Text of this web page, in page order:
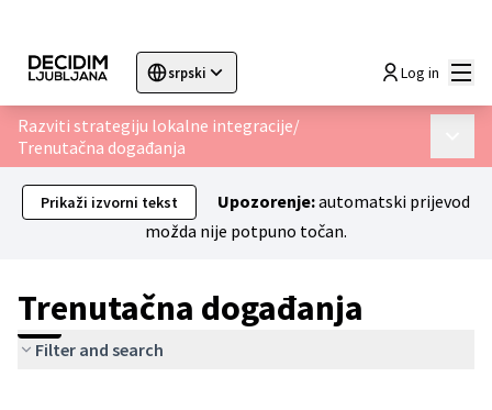
srpski
Sprache wählen Choisir la langue
Log in
Razviti strategiju lokalne integracije/
Trenutačna događanja
Prikaži izvorni tekst Upozorenje:automatski prijevod
možda nije potpuno točan.
Trenutačna događanja
Filter and search